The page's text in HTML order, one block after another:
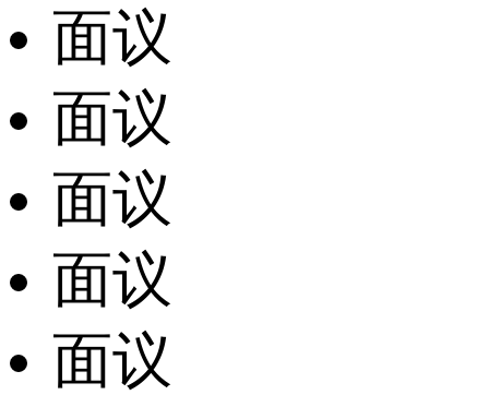
面议
面议
面议
面议
面议